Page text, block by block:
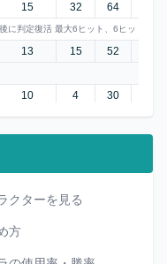
15 32 64
に判定復活 最大6ヒット、6ヒット以降
13 15 52
10 4 30
15 6 61
(-27)
(-26)
に判定復活 最大4ヒット、4ヒット以降
クターを見る
方